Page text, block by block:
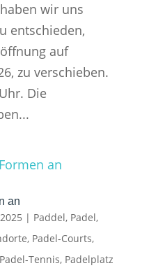
wir uns
entschieden,
auf
zu verschieben.
Die
an
| Paddel, Padel,
, Padel-Courts,
Padel-Tennis, Padelplatz